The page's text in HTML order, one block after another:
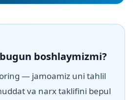
boshlaymizmi?
— jamoamiz uni tahlil
va narx taklifini bepul